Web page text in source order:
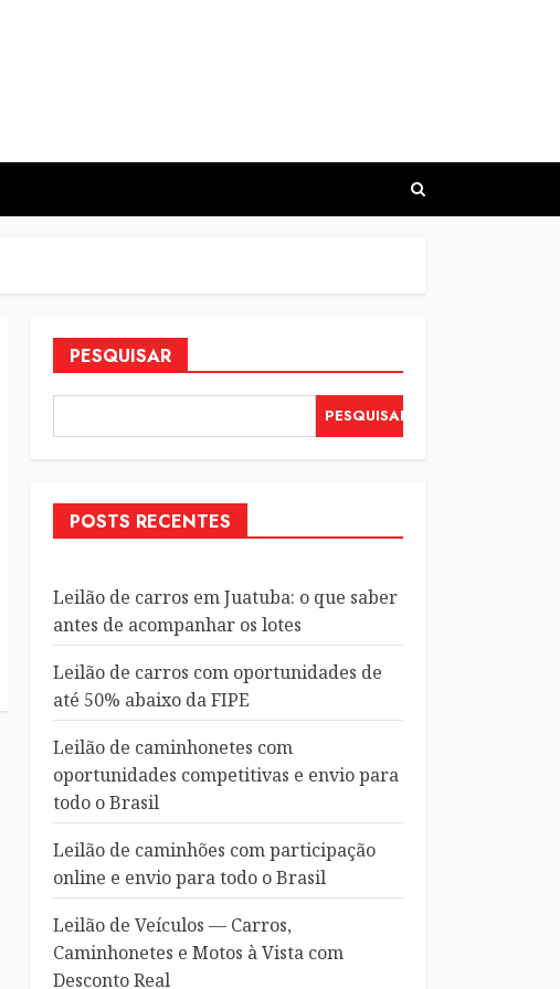
PESQUISAR
PESQUISAR
POSTS RECENTES
Leilão de carros em Juatuba: o que saber
antes de acompanhar os lotes
Leilão de carros com oportunidades de
até 50% abaixo da FIPE
Leilão de caminhonetes com
oportunidades competitivas e envio para
todo o Brasil
Leilão de caminhões com participação
online e envio para todo o Brasil
Leilão de Veículos — Carros,
Caminhonetes e Motos à Vista com
Desconto Real